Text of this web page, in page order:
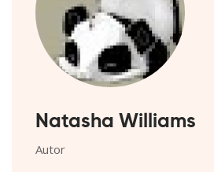
Natasha Williams
Autor